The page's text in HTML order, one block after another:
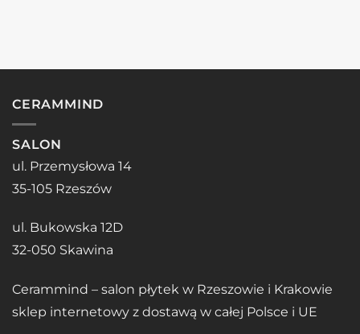
CERAMMIND
SALON
ul. Przemysłowa 14
35-105 Rzeszów
ul. Bukowska 12D
32-050 Skawina
Cerammind – salon płytek w Rzeszowie i Krakowie
sklep internetowy z dostawą w całej Polsce i UE